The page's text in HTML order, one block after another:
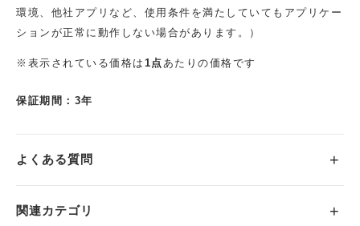
環境、他社アプリなど、使用条件を満たしていてもアプリケー
ションが正常に動作しない場合があります。）
※表示されている価格は 1点あたりの価格です
保証期間：3年
よくある質問
関連カテゴリ